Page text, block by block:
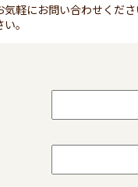
軽にお問い合わせくださ
。